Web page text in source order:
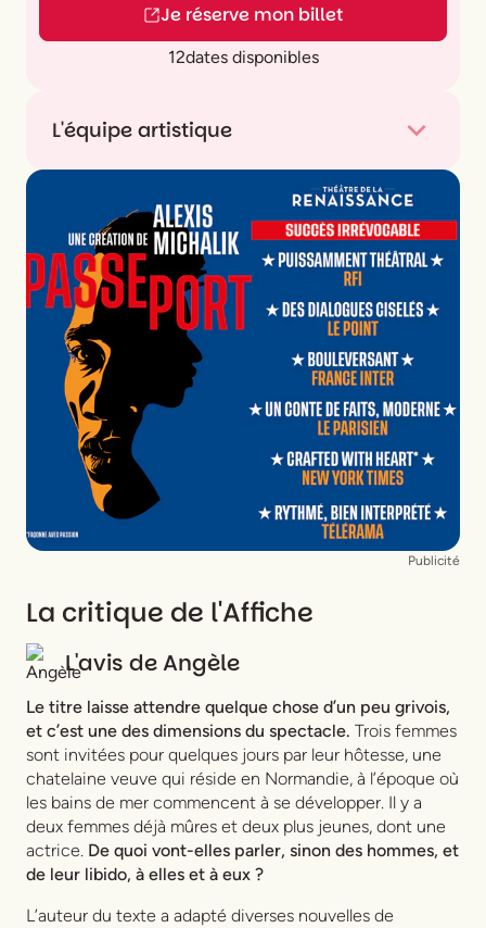
Je réserve mon billet
12dates disponibles
L'équipe artistique
DeGuy de Maupassant
AdaptationRoger Defossez
Mise en scèneGwenhaël de Gouvello
Avec Eurydice El-Etr ou Nancy Loïs, Marie
Grach, Karine Pinoteau et Alexandra
Sarramona
Scénographie
Emilien Andro
Lumières
Jean Christophe Violo
Costumes
Maxence Rapetti-Mauss
Publicité
La critique de l'Affiche
L'avis deAngèle
Le titre laisse attendre quelque chose d’un peu grivois,
et c’est une des dimensions du spectacle. Trois femmes
sont invitées pour quelques jours par leur hôtesse, une
chatelaine veuve qui réside en Normandie, à l’époque où
les bains de mer commencent à se développer. Il y a
deux femmes déjà mûres et deux plus jeunes, dont une
actrice. De quoi vont-elles parler, sinon des hommes, et
de leur libido, à elles et à eux ?
L’auteur du texte a adapté diverses nouvelles de